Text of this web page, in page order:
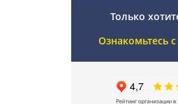
Только
Ознакомьтесь